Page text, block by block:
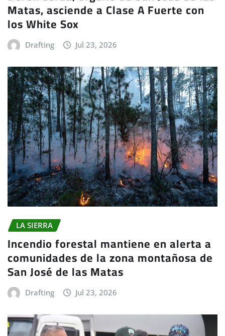
Matas, asciende a Clase A Fuerte con
los White Sox
Drafting Jul 23, 2026
LA SIERRA
Incendio forestal mantiene en alerta a
comunidades de la zona montañosa de
San José de las Matas
Drafting Jul 23, 2026